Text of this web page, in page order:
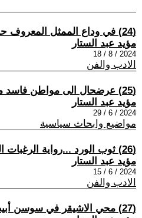
(24) في وداع الممثل المعروف حمودي الحارثي
مؤيد عبد الستار
2024 / 8 / 18
الادب والفن
(25) عرضحال الى مواطن فاسد من بلادي
مؤيد عبد الستار
2024 / 6 / 29
مواضيع وابحاث سياسية
(26) ثوب الورد ...رواية الرغبات الصامتة
مؤيد عبد الستار
2024 / 6 / 15
الادب والفن
(27) محي الاشيقر في سوسن أبيض